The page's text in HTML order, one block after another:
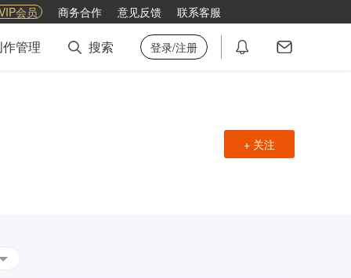
会员 商务合作 意见反馈 联系客服
管理 搜索 登录/注册
+ 关注